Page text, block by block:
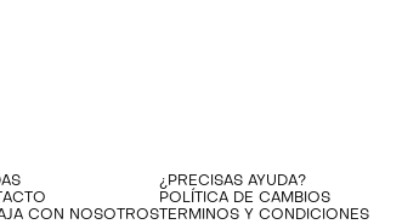
CON NOSOTROS
¿PRECISAS AYUDA?
POLÍTICA DE CAMBIOS
TERMINOS Y CONDICIONES